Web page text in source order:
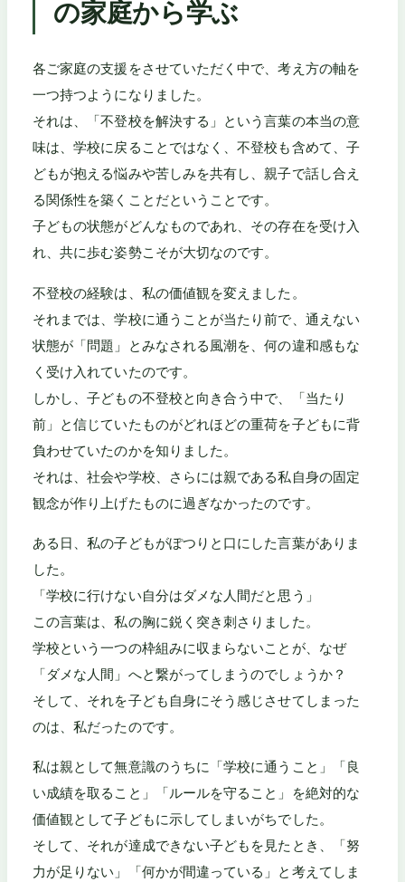
の家庭から学ぶ
各ご家庭の支援をさせていただく中で、考え方の軸を
一つ持つようになりました。
それは、「不登校を解決する」という言葉の本当の意
味は、学校に戻ることではなく、不登校も含めて、子
どもが抱える悩みや苦しみを共有し、親子で話し合え
る関係性を築くことだということです。
子どもの状態がどんなものであれ、その存在を受け入
れ、共に歩む姿勢こそが大切なのです。
不登校の経験は、私の価値観を変えました。
それまでは、学校に通うことが当たり前で、通えない
状態が「問題」とみなされる風潮を、何の違和感もな
く受け入れていたのです。
しかし、子どもの不登校と向き合う中で、「当たり
前」と信じていたものがどれほどの重荷を子どもに背
負わせていたのかを知りました。
それは、社会や学校、さらには親である私自身の固定
観念が作り上げたものに過ぎなかったのです。
ある日、私の子どもがぽつりと口にした言葉がありま
した。
「学校に行けない自分はダメな人間だと思う」
この言葉は、私の胸に鋭く突き刺さりました。
学校という一つの枠組みに収まらないことが、なぜ
「ダメな人間」へと繋がってしまうのでしょうか？
そして、それを子ども自身にそう感じさせてしまった
のは、私だったのです。
私は親として無意識のうちに「学校に通うこと」「良
い成績を取ること」「ルールを守ること」を絶対的な
価値観として子どもに示してしまいがちでした。
そして、それが達成できない子どもを見たとき、「努
力が足りない」「何かが間違っている」と考えてしま